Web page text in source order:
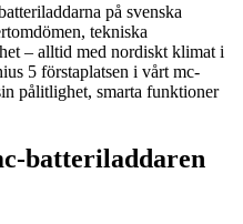
på svenska
tekniska
– alltid med nordiskt klimat i
5 förstaplatsen i vårt mc-
pålitlighet, smarta funktioner
batteriladdaren